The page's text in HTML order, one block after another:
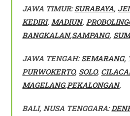
JAWA TIMUR:SURABAYA,
KEDIRI,MADIUN,
BANGKALAN,SAMPANG,
JAWA TENGAH:SEMARANG,
PURWOKERTO, SOLO,
MAGELANG,PEKALONGAN,
BALI, NUSA TENGGARA: